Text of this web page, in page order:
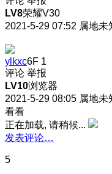
LV8荣耀V30
2021-5-29 07:52 属地未
ylkxc6F 1
评论 举报
LV10浏览器
2021-5-29 08:05 属地未
看看
正在加载, 请稍候...
发表评论…
5